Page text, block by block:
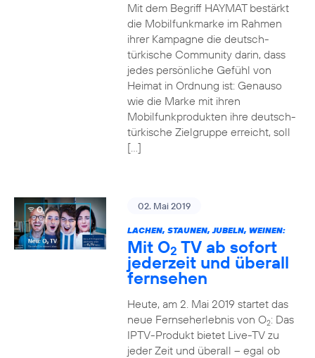
Mit dem Begriff HAYMAT bestärkt
die Mobilfunkmarke im Rahmen
ihrer Kampagne die deutsch-
türkische Community darin, dass
jedes persönliche Gefühl von
Heimat in Ordnung ist: Genauso
wie die Marke mit ihren
Mobilfunkprodukten ihre deutsch-
türkische Zielgruppe erreicht, soll
[…]
02. Mai 2019
LACHEN, STAUNEN, JUBELN, WEINEN:
Mit O2 TV ab sofort
jederzeit und überall
fernsehen
Heute, am 2. Mai 2019 startet das
neue Fernseherlebnis von O2: Das
IPTV-Produkt bietet Live-TV zu
jeder Zeit und überall – egal ob